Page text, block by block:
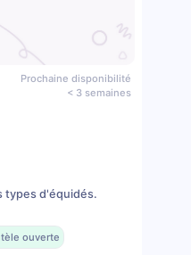
Prochaine disponibilité
< 3 semaines
types d'équidés.
ouverte